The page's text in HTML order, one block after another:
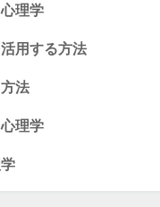
理学
用する方法
法
理学